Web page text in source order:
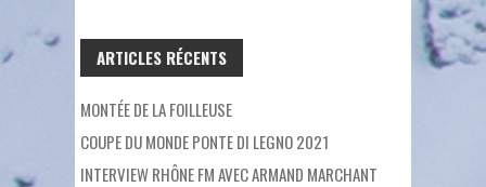
ARTICLES RÉCENTS
MONTÉE DE LA FOILLEUSE
COUPE DU MONDE PONTE DI LEGNO 2021
INTERVIEW RHÔNE FM AVEC ARMAND MARCHANT